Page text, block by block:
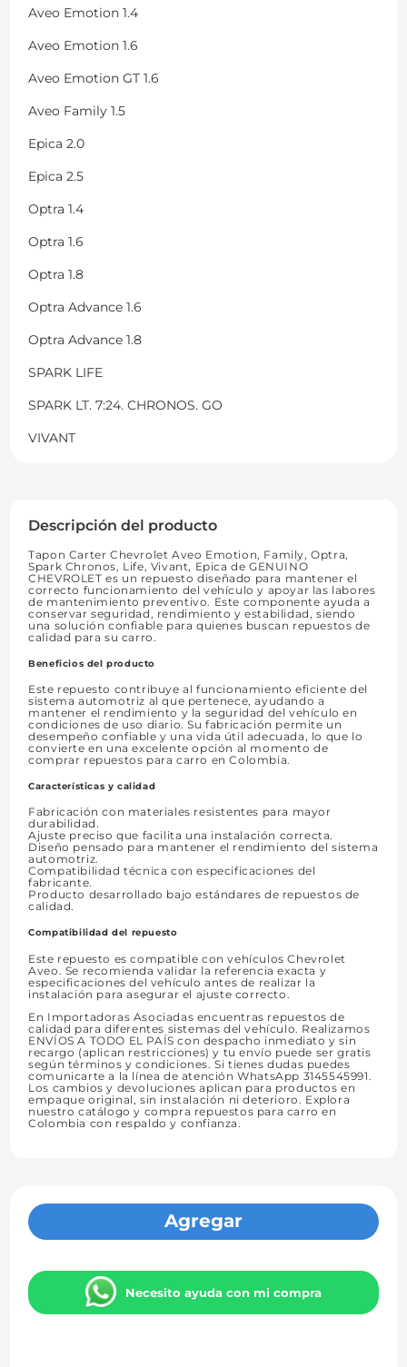
Aveo Emotion 1.4
Aveo Emotion 1.6
Aveo Emotion GT 1.6
Aveo Family 1.5
Epica 2.0
Epica 2.5
Optra 1.4
Optra 1.6
Optra 1.8
Optra Advance 1.6
Optra Advance 1.8
SPARK LIFE
SPARK LT. 7:24. CHRONOS. GO
VIVANT
Descripción del producto
Tapon Carter Chevrolet Aveo Emotion, Family, Optra,
Spark Chronos, Life, Vivant, Epica de GENUINO
CHEVROLET es un repuesto diseñado para mantener el
correcto funcionamiento del vehículo y apoyar las labores
de mantenimiento preventivo. Este componente ayuda a
conservar seguridad, rendimiento y estabilidad, siendo
una solución confiable para quienes buscan repuestos de
calidad para su carro.
Beneficios del producto
Este repuesto contribuye al funcionamiento eficiente del
sistema automotriz al que pertenece, ayudando a
mantener el rendimiento y la seguridad del vehículo en
condiciones de uso diario. Su fabricación permite un
desempeño confiable y una vida útil adecuada, lo que lo
convierte en una excelente opción al momento de
comprar repuestos para carro en Colombia.
Características y calidad
Fabricación con materiales resistentes para mayor
durabilidad.
Ajuste preciso que facilita una instalación correcta.
Diseño pensado para mantener el rendimiento del sistema
automotriz.
Compatibilidad técnica con especificaciones del
fabricante.
Producto desarrollado bajo estándares de repuestos de
calidad.
Compatibilidad del repuesto
Este repuesto es compatible con vehículos Chevrolet
Aveo. Se recomienda validar la referencia exacta y
especificaciones del vehículo antes de realizar la
instalación para asegurar el ajuste correcto.
En Importadoras Asociadas encuentras repuestos de
calidad para diferentes sistemas del vehículo. Realizamos
ENVÍOS A TODO EL PAÍS con despacho inmediato y sin
recargo (aplican restricciones) y tu envío puede ser gratis
según términos y condiciones. Si tienes dudas puedes
comunicarte a la línea de atención WhatsApp 3145545991.
Los cambios y devoluciones aplican para productos en
empaque original, sin instalación ni deterioro. Explora
nuestro catálogo y compra repuestos para carro en
Colombia con respaldo y confianza.
Agregar
Necesito ayuda con mi compra